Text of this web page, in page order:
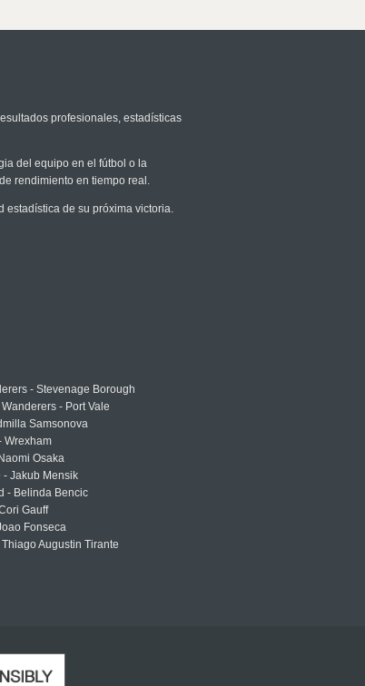
profesionales, estadísticas
del equipo en el fútbol o la
rendimiento en tiempo real.
estadística de su próxima victoria.
- Stevenage Borough
- Port Vale
Samsonova
Wrexham
Osaka
- Jakub Mensik
- Belinda Bencic
Gauff
Fonseca
Augustin Tirante